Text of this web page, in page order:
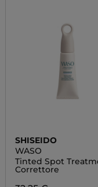
SHISEIDO
WASO
Tinted Spot
Correttore